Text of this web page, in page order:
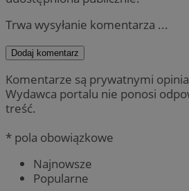
Trwa wysyłanie komentarza ...
Dodaj komentarz
Komentarze są prywatnymi
Wydawca portalu nie ponosi
treść.
* pola obowiązkowe
Najnowsze
Popularne